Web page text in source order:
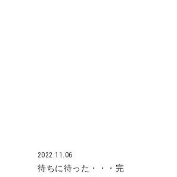
2022.11.06
待ちに待った・・・完